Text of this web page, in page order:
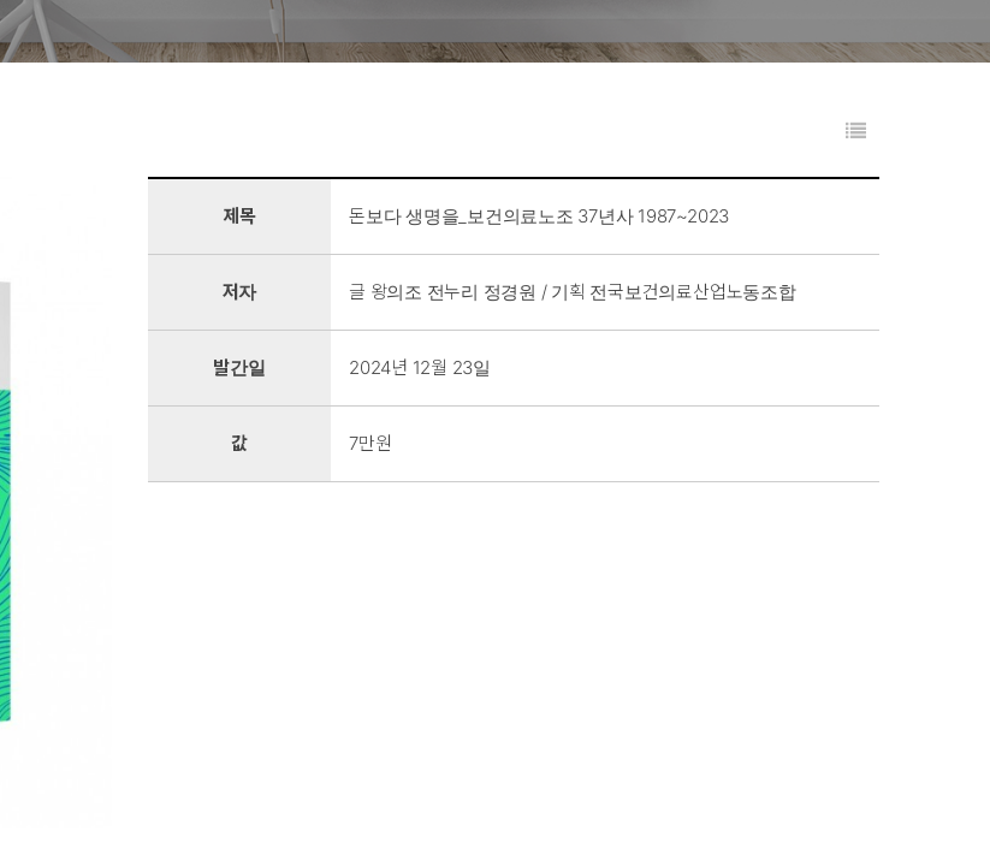
제목 돈보다 생명을_보건의료노조 37년사 1987~2023
저자 글 왕의조 전누리 정경원 / 기획 전국보건의료산업노동조합
발간일 2024년 12월 23일
값 7만원